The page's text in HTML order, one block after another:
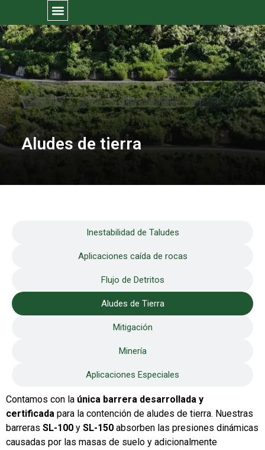
Aludes de tierra
Inestabilidad de Taludes
Aplicaciones caída de rocas
Flujo de Detritos
Aludes de Tierra
Mitigación
Minería
Aplicaciones Especiales
Contamos con la única barrera desarrollada y
certificada para la contención de aludes de tierra. Nuestras
barreras SL-100 y SL-150 absorben las presiones dinámicas
causadas por las masas de suelo y adicionalmente